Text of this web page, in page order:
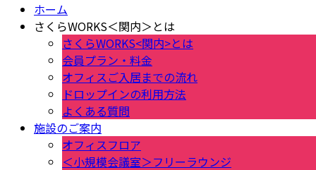
ホーム
さくらWORKS＜関内＞とは
さくらWORKS<関内>とは
会員プラン・料金
オフィスご入居までの流れ
ドロップインの利用方法
よくある質問
施設のご案内
オフィスフロア
＜小規模会議室＞フリーラウンジ